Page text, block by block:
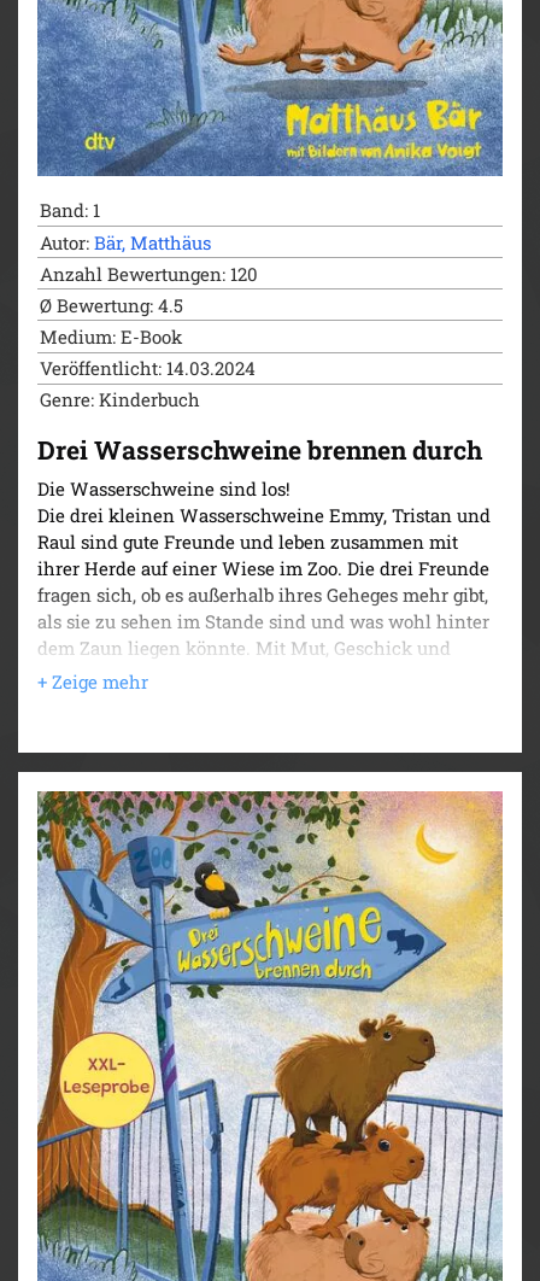
Band: 1
Autor: Bär, Matthäus
Anzahl Bewertungen: 120
Ø Bewertung: 4.5
Medium: E-Book
Veröffentlicht: 14.03.2024
Genre: Kinderbuch
Drei Wasserschweine brennen durch
Die Wasserschweine sind los!
Die drei kleinen Wasserschweine Emmy, Tristan und
Raul sind gute Freunde und leben zusammen mit
ihrer Herde auf einer Wiese im Zoo. Die drei Freunde
fragen sich, ob es außerhalb ihres Geheges mehr gibt,
als sie zu sehen im Stande sind und was wohl hinter
dem Zaun liegen könnte. Mit Mut, Geschick und
etwas Glück gelingt es ihnen, die Absperrung zu
überwinden und so das »Mehr« und die Welt um sie
lernen sie die benachbarten Tiere kennen und erleben
- Lustiges Vorleseabenteuer mit absolut liebenswerten
Wasserschweinen
- Der Autor ist Kinder-Songwriter und wurde für
diesen Text mit dem DIXI Kinderliteraturpreis für
neue Talente ausgezeichnet
- Die nächtlichen Abenteuer der drei Wasserschweine
sind die perfekte Gute-Nacht-Lektüre